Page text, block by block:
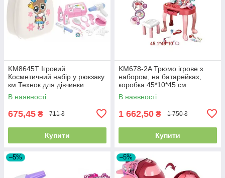
KM8645T Ігровий
Косметичний набір у рюкзаку
км Технок для дівчинки
В наявності
675,45 ₴ 711 ₴
Купити
KM678-2A Трюмо ігрове з
набором, на батарейках,
коробка 45*10*45 см
В наявності
1 662,50 ₴ 1 750 ₴
Купити
–5% –5%